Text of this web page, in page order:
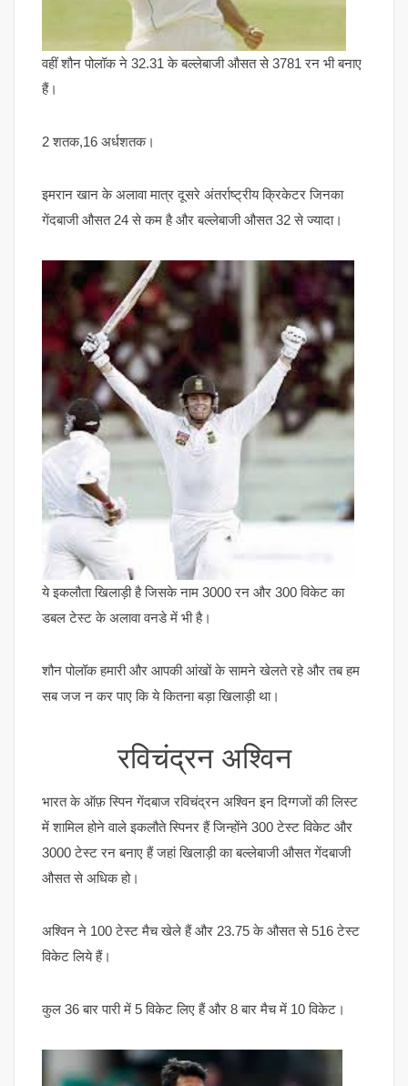
वहीं शौन पोलॉक ने 32.31 के बल्लेबाजी औसत से 3781 रन भी बनाए
हैं।
2 शतक,16 अर्धशतक।
इमरान खान के अलावा मात्र दूसरे अंतर्राष्ट्रीय क्रिकेटर जिनका
गेंदबाजी औसत 24 से कम है और बल्लेबाजी औसत 32 से ज्यादा।
ये इकलौता खिलाड़ी है जिसके नाम 3000 रन और 300 विकेट का
डबल टेस्ट के अलावा वनडे में भी है।
शौन पोलॉक हमारी और आपकी आंखों के सामने खेलते रहे और तब हम
सब जज न कर पाए कि ये कितना बड़ा खिलाड़ी था।
रविचंद्रन अश्विन
भारत के ऑफ़ स्पिन गेंदबाज रविचंद्रन अश्विन इन दिग्गजों की लिस्ट
में शामिल होने वाले इकलौते स्पिनर हैं जिन्होंने 300 टेस्ट विकेट और
3000 टेस्ट रन बनाए हैं जहां खिलाड़ी का बल्लेबाजी औसत गेंदबाजी
औसत से अधिक हो।
अश्विन ने 100 टेस्ट मैच खेले हैं और 23.75 के औसत से 516 टेस्ट
विकेट लिये हैं।
कुल 36 बार पारी में 5 विकेट लिए हैं और 8 बार मैच में 10 विकेट।